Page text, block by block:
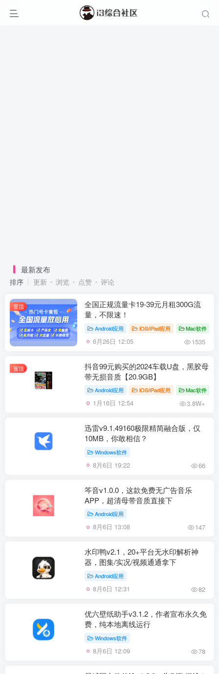
最新发布
排序 更新 浏览 点赞 评论
置顶
全国正规流量卡19-39元月租300G流
量，不限速！
Android应用 iOS/iPad应用 Mac软件
6月26日 12:05 1535
置顶
抖音99元购买的2024车载U盘，黑胶母
带无损音质【20.9GB】
Android应用 iOS/iPad应用 Mac软件
1月16日 12:54 3.8W+
迅雷v9.1.49160极限精简融合版，仅
10MB，你敢相信？
Windows软件
8月6日 19:22 66
笒音v1.0.0，这款免费无广告音乐
APP，超清母带音质直接下
Android应用
8月6日 13:08 147
水印鸭v2.1，20+平台无水印解析神
器，图集/实况/视频通通拿下
Android应用
8月6日 12:31 82
优六壁纸助手v3.1.2，作者宣布永久免
费，纯本地离线运行
Windows软件
8月6日 12:09 78